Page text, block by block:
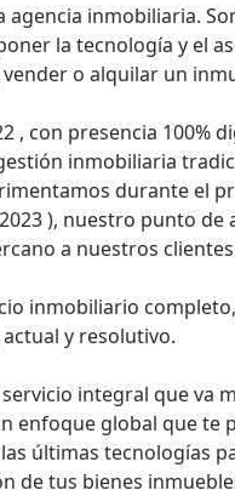
inmobiliaria.
la tecnología y el
o alquilar un
, con presencia 100%
inmobiliaria
durante el
), nuestro punto
a nuestros
inmobiliario
y resolutivo.
integral que va
enfoque global que
últimas tecnologías
de tus bienes